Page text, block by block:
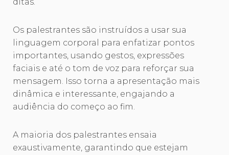
Os palestrantes são instruídos a usar sua
linguagem corporal para enfatizar pontos
importantes, usando gestos, expressões
faciais e até o tom de voz para reforçar sua
mensagem. Isso torna a apresentação mais
dinâmica e interessante, engajando a
audiência do começo ao fim.
A maioria dos palestrantes ensaia
exaustivamente, garantindo que estejam